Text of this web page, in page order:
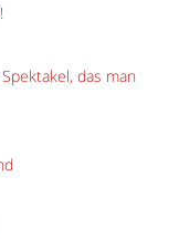
das man